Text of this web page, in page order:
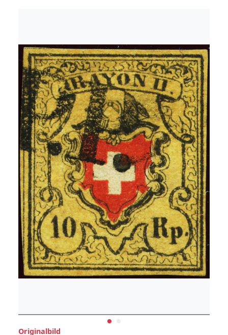
Originalbild